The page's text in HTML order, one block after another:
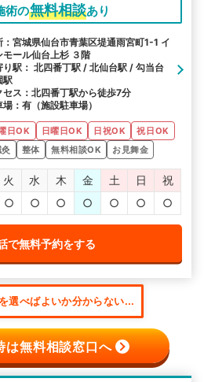
術の無料相談あり
：宮城県仙台市青葉区堤通雨宮町1-1 イ
モール仙台上杉 ３階
り駅： 北四番丁駅 / 北仙台駅 / 勾当台
駅
セス：北四番丁駅から徒歩7分
場：有（施設駐車場）
日OK 日曜日OK 日祝OK
祝日OK
整体 無料相談OK お見舞金
火 水 木 金 土 日
祝
○ ○ ○ ○ ○ ○ ○
で無料予約をする
選べばよいか分からない...
は無料相談窓口へ